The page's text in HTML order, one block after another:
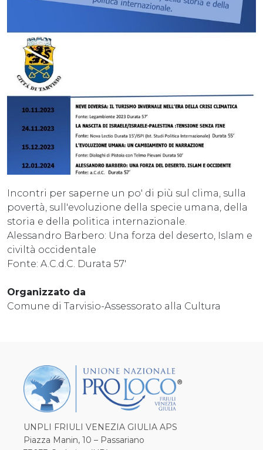
Incontri per saperne un po' di più sul clima, sulla
povertà, sull'evoluzione della specie umana, della
storia e della politica internazionale.
Alessandro Barbero: Una forza del deserto, Islam e
civiltà occidentale
Fonte: A.C.d.C. Durata 57'
Organizzato da
Comune di Tarvisio-Assessorato alla Cultura
UNPLI FRIULI VENEZIA GIULIA APS
Piazza Manin, 10 – Passariano